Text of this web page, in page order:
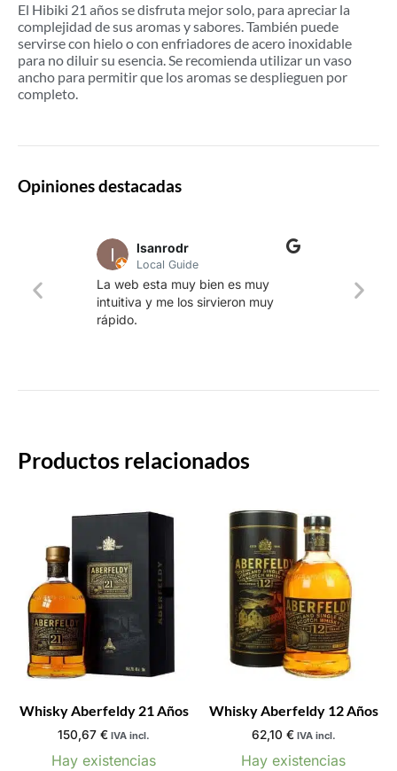
El Hibiki 21 años se disfruta mejor solo, para apreciar la
complejidad de sus aromas y sabores. También puede
servirse con hielo o con enfriadores de acero inoxidable
para no diluir su esencia. Se recomienda utilizar un vaso
ancho para permitir que los aromas se desplieguen por
completo.
Opiniones destacadas
lsanrodr
Local Guide
La web esta muy bien es muy
intuitiva y me los sirvieron muy
rápido.
Productos relacionados
Whisky Aberfeldy 21 Años
150,67 € IVA incl.
Hay existencias
Whisky Aberfeldy 12 Años
62,10 € IVA incl.
Hay existencias